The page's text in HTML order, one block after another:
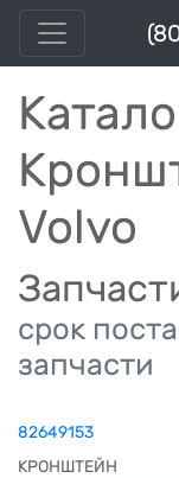
Volvo
срок
запчасти
82649153
КРОНШТЕЙН